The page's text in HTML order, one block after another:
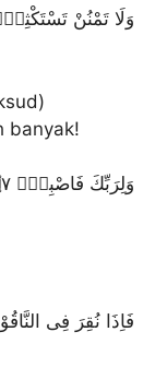
وَلَا تَمْنُنْ تَسْتَكْثِرُۖ
banyak!
وَلِرَبِّكَ فَاصْبِرْۗ ۝٧
فَاِذَا نُقِرَ فِى